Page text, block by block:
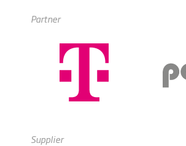
Partner
Supplier